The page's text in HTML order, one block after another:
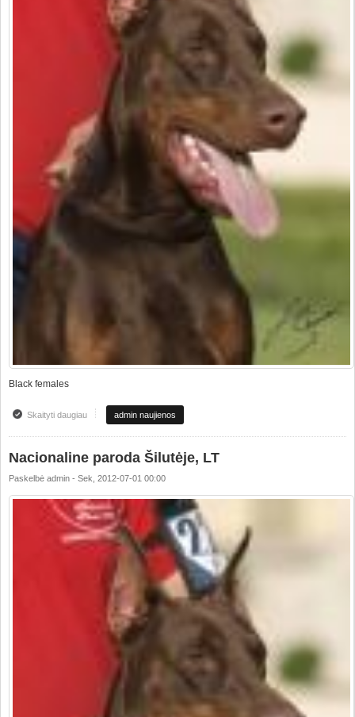
Black females
Skaityti daugiauapie Special dobermann show Golden dobermann 2012 Slovakia
admin naujienos
Nacionaline paroda Šilutėje, LT
Paskelbė admin - Sek, 2012-07-01 00:00